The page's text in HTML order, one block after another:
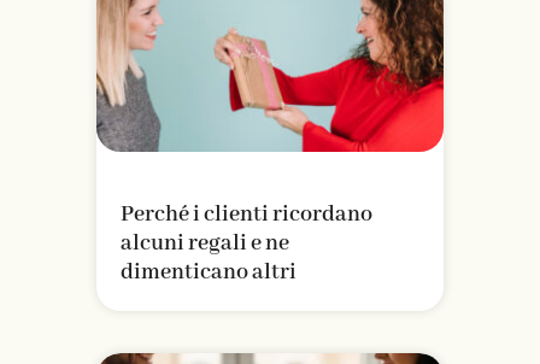
Perché i clienti ricordano
alcuni regali e ne
dimenticano altri